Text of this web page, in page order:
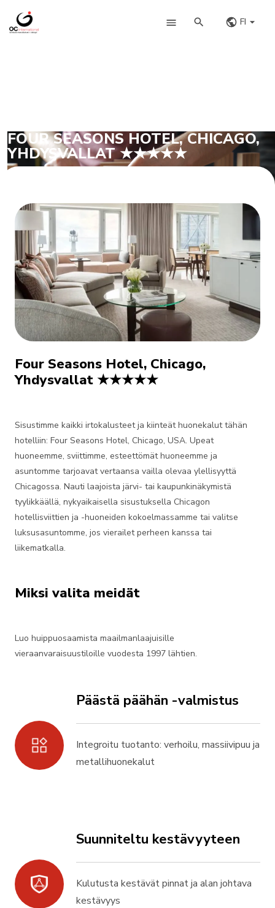
FI
FOUR SEASONS HOTEL, CHICAGO,
YHDYSVALLAT ★★★★★
Four Seasons Hotel, Chicago,
Yhdysvallat ★★★★★
Sisustimme kaikki irtokalusteet ja kiinteät huonekalut tähän
hotelliin: Four Seasons Hotel, Chicago, USA. Upeat
huoneemme, sviittimme, esteettömät huoneemme ja
asuntomme tarjoavat vertaansa vailla olevaa ylellisyyttä
Chicagossa. Nauti laajoista järvi- tai kaupunkinäkymistä
tyylikkäällä, nykyaikaisella sisustuksella Chicagon
hotellisviittien ja -huoneiden kokoelmassamme tai valitse
luksusasuntomme, jos vierailet perheen kanssa tai
liikematkalla.
Miksi valita meidät
Luo huippuosaamista maailmanlaajuisille
vieraanvaraisuustiloille vuodesta 1997 lähtien.
Päästä päähän -valmistus
Integroitu tuotanto: verhoilu, massiivipuu ja
metallihuonekalut
Suunniteltu kestävyyteen
Kulutusta kestävät pinnat ja alan johtava
kestävyys